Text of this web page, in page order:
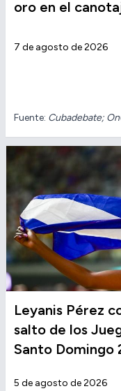
oro en el
7 de agosto de 2026
Fuente: Cubadebate;
Leyanis Pérez
salto de los
Santo Domingo
5 de agosto de 2026